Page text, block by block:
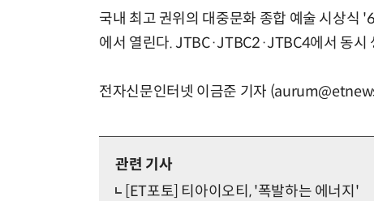
국내 최고 권위의 대중문화 종합 예술 시상식
에서 열린다. JTBC·JTBC2·JTBC4에서 동시
전자신문인터넷 이금준 기자
관련 기사
[ET포토] 티아이오티, '폭발하는 에너지'